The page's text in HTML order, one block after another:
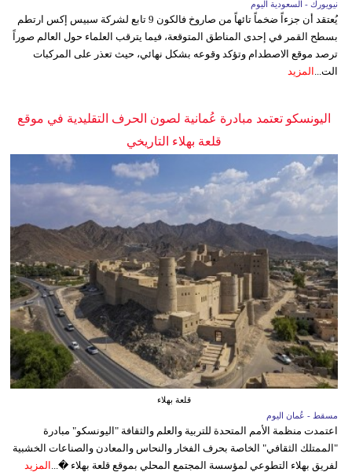
نيويورك - السعودية اليوم
يُعتقد أن جزءاً ضخماً تائهاً من صاروخ فالكون 9 تابع لشركة سبيس إكس ارتطم
بسطح القمر في إحدى المناطق المتوقعة، فيما يترقب العلماء حول العالم صوراً
ترصد موقع الاصطدام وتؤكد وقوعه بشكل نهائي، حيث تعذر على المركبات
الت... المزيد
اليونسكو تعتمد مبادرة عُمانية لصون الحرف التقليدية في موقع
قلعة بهلاء التاريخي
قلعة بهلاء
مسقط - عُمان اليوم
اعتمدت منظمة الأمم المتحدة للتربية والعلم والثقافة "اليونسكو" مبادرة
"الممتلك الثقافي" الخاصة بحرف الفخار والنحاس والمعادن والصناعات الخشبية
لفريق بهلاء التطوعي لمؤسسة المجتمع المحلي بموقع قلعة بهلاء �... المزيد